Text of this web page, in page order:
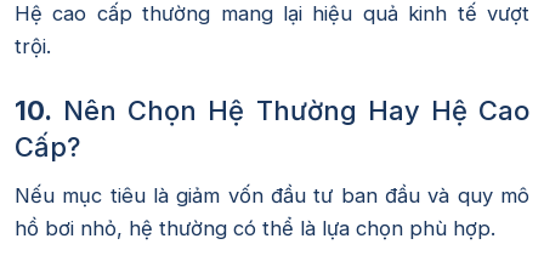
Hệ cao cấp thường mang lại hiệu quả kinh tế vượt
trội.
10. Nên Chọn Hệ Thường Hay Hệ Cao
Cấp?
Nếu mục tiêu là giảm vốn đầu tư ban đầu và quy mô
hồ bơi nhỏ, hệ thường có thể là lựa chọn phù hợp.